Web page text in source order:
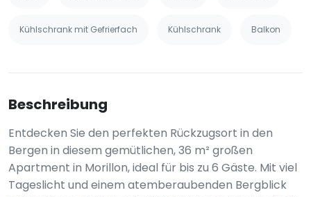
Kühlschrank mit Gefrierfach Kühlschrank Balkon
Beschreibung
Entdecken Sie den perfekten Rückzugsort in den
Bergen in diesem gemütlichen, 36 m² großen
Apartment in Morillon, ideal für bis zu 6 Gäste. Mit viel
Tageslicht und einem atemberaubenden Bergblick